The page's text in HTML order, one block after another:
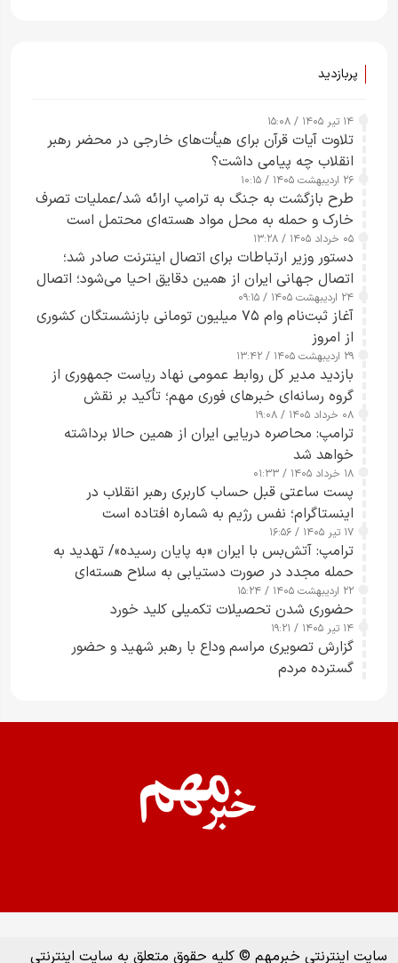
پربازدید
۱۴ تیر ۱۴۰۵ / ۱۵:۰۸
تلاوت آیات قرآن برای هیأت‌های خارجی در محضر رهبر
انقلاب چه پیامی داشت؟
۲۶ اردیبهشت ۱۴۰۵ / ۱۰:۱۵
طرح‌ بازگشت به جنگ به ترامپ ارائه شد/عملیات تصرف
خارک و حمله به محل مواد هسته‌ای محتمل است
۰۵ خرداد ۱۴۰۵ / ۱۳:۲۸
دستور وزیر ارتباطات برای اتصال اینترنت صادر شد؛
اتصال جهانی ایران از همین دقایق احیا می‌شود؛ اتصال
کامل مردم تا ۲۴ ساعت آینده
۲۴ اردیبهشت ۱۴۰۵ / ۰۹:۱۵
آغاز ثبت‌نام وام ۷۵ میلیون تومانی بازنشستگان کشوری
از امروز
۲۹ اردیبهشت ۱۴۰۵ / ۱۳:۴۲
بازدید مدیر کل روابط عمومی نهاد ریاست جمهوری از
گروه رسانه‌ای خبرهای فوری مهم؛ تأکید بر نقش
رسانه‌های هوشمند و مسئول در ارتقای آگاهی عمومی
۰۸ خرداد ۱۴۰۵ / ۱۹:۰۸
ترامپ: محاصره دریایی ایران از همین حالا برداشته
خواهد شد
۱۸ خرداد ۱۴۰۵ / ۰۱:۳۳
پست ساعتی قبل حساب کاربری رهبر انقلاب در
اینستاگرام؛ نفس رژیم به شماره افتاده است​
۱۷ تیر ۱۴۰۵ / ۱۶:۵۶
ترامپ: آتش‌بس با ایران «به پایان رسیده»/ تهدید به
حمله مجدد در صورت دستیابی به سلاح هسته‌ای
۲۲ اردیبهشت ۱۴۰۵ / ۱۵:۲۴
حضوری شدن تحصیلات تکمیلی کلید خورد
۱۴ تیر ۱۴۰۵ / ۱۹:۲۱
گزارش تصویری مراسم وداع با رهبر شهید و حضور
گسترده مردم
سایت اینترنتی خبرمهم © کلیه حقوق متعلق به سایت اینترنتی